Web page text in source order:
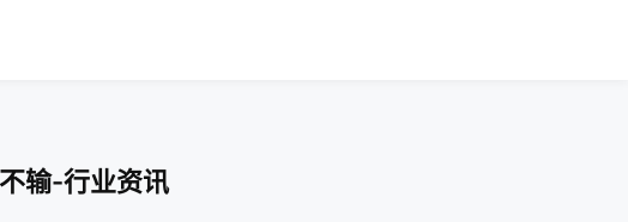
输-行业资讯